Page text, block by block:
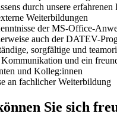
durch unsere
Weiterbildungen
der MS-Office-
auch der DATEV-
sorgfältige und
und ein
und Kolleg:innen
an fachlicher Weiterbildung
Sie sich